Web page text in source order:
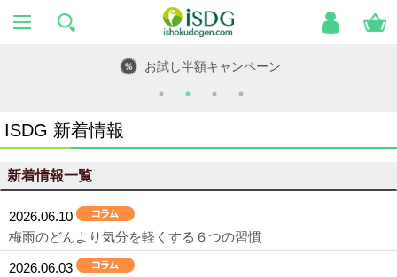
お試し半額キャンペーン
ISDG 新着情報
新着情報一覧
2026.06.10
梅雨のどんより気分を軽くする６つの習慣
2026.06.03